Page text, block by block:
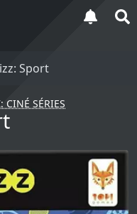
Sport
CINÉ SÉRIES